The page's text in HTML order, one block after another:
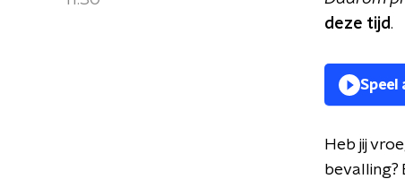
deze tijd.
Speel
Heb jij
bevalling?